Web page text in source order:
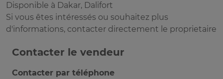
Disponible à Dakar, Dalifort
Si vous êtes intéressés ou souhaitez plus
d'informations, contacter directement le proprietaire
Contacter le vendeur
Contacter par téléphone